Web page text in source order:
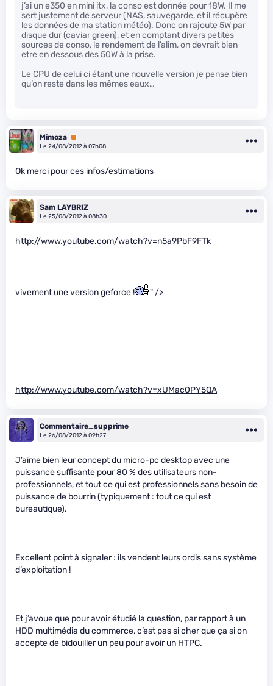
j’ai un e350 en mini itx, la conso est donnée pour 18W. Il me
sert justement de serveur (NAS, sauvegarde, et il récupère
les données de ma station météo). Donc on rajoute 5W par
disque dur (caviar green), et en comptant divers petites
sources de conso, le rendement de l’alim, on devrait bien
etre en dessous des 50W à la prise.
Le CPU de celui ci étant une nouvelle version je pense bien
qu’on reste dans les mêmes eaux…
Mimoza Premium
Le 24/08/2012 à 07h08
Ok merci pour ces infos/estimations
Sam LAYBRIZ
Le 25/08/2012 à 08h30
http://www.youtube.com/watch?v=n5a9PbF9FTk
vivement une version geforce ! " />
http://www.youtube.com/watch?v=xUMac0PY5QA
Commentaire_supprime
Le 26/08/2012 à 09h27
J’aime bien leur concept du micro-pc desktop avec une
puissance suffisante pour 80 % des utilisateurs non-
professionnels, et tout ce qui est professionnels sans besoin de
puissance de bourrin (typiquement : tout ce qui est
bureautique).
Excellent point à signaler : ils vendent leurs ordis sans système
d’exploitation !
Et j’avoue que pour avoir étudié la question, par rapport à un
HDD multimédia du commerce, c’est pas si cher que ça si on
accepte de bidouiller un peu pour avoir un HTPC.